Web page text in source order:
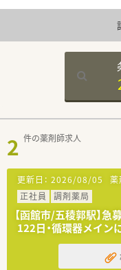
2 件の薬剤師求人
更新日： 2026/08/05 薬
正社員
調剤薬局
【函館市/五稜郭駅】急
122日・循環器メイン